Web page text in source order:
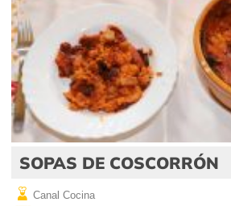
SOPAS DE COSCORRÓN
Canal Cocina